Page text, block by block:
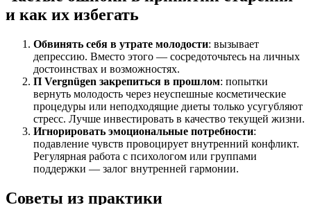
и как их избегать
Обвинять себя в утрате молодости: вызывает
депрессию. Вместо этого — сосредоточьтесь на личных
достоинствах и возможностях.
П Vergnügen закрепиться в прошлом: попытки
вернуть молодость через неуспешные косметические
процедуры или неподходящие диеты только усугубляют
стресс. Лучше инвестировать в качество текущей жизни.
Игнорировать эмоциональные потребности:
подавление чувств провоцирует внутренний конфликт.
Регулярная работа с психологом или группами
поддержки — залог внутренней гармонии.
Советы из практики